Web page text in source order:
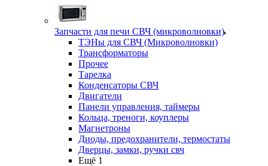
Запчасти для печи СВЧ (микроволновки)
ТЭНы для СВЧ (Микроволновки)
Трансформаторы
Прочее
Тарелка
Конденсаторы СВЧ
Двигатели
Панели управления, таймеры
Кольца, треноги, коуплеры
Магнетроны
Диоды, предохранители, термостаты
Дверцы, замки, ручки свч
Ещё 1